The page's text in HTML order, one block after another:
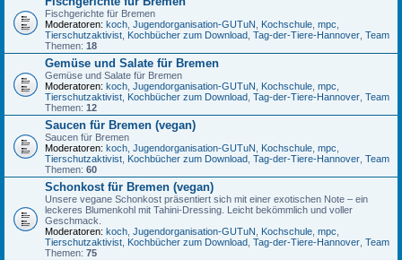
Fischgerichte für Bremen
Moderatoren: koch, Jugendorganisation-GUTuN, Kochschule, mpc,
Tierschutzaktivist, Kochbücher zum Download, Tag-der-Tiere-Hannover, Team
Themen: 18
Gemüse und Salate für Bremen
Gemüse und Salate für Bremen
Moderatoren: koch, Jugendorganisation-GUTuN, Kochschule, mpc,
Tierschutzaktivist, Kochbücher zum Download, Tag-der-Tiere-Hannover, Team
Themen: 12
Saucen für Bremen (vegan)
Saucen für Bremen
Moderatoren: koch, Jugendorganisation-GUTuN, Kochschule, mpc,
Tierschutzaktivist, Kochbücher zum Download, Tag-der-Tiere-Hannover, Team
Themen: 60
Schonkost für Bremen (vegan)
Unsere vegane Schonkost präsentiert sich mit einer exotischen Note – ein
leckeres Blumenkohl mit Tahini-Dressing. Leicht bekömmlich und voller
Geschmack.
Moderatoren: koch, Jugendorganisation-GUTuN, Kochschule, mpc,
Tierschutzaktivist, Kochbücher zum Download, Tag-der-Tiere-Hannover, Team
Themen: 75